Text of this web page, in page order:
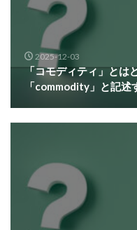
2025-12-03
「コモディティ」とは
「commodity」と記述